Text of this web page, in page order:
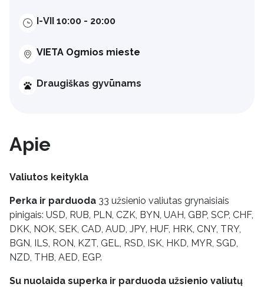
I-VII 10:00 - 20:00
VIETA Ogmios mieste
Draugiškas gyvūnams
Apie
Valiutos keitykla
Perka ir parduoda 33 užsienio valiutas grynaisiais
pinigais: USD, RUB, PLN, CZK, BYN, UAH, GBP, SCP, CHF,
DKK, NOK, SEK, CAD, AUD, JPY, HUF, HRK, CNY, TRY,
BGN, ILS, RON, KZT, GEL, RSD, ISK, HKD, MYR, SGD,
NZD, THB, AED, EGP.
Su nuolaida superka ir parduoda užsienio valiutų